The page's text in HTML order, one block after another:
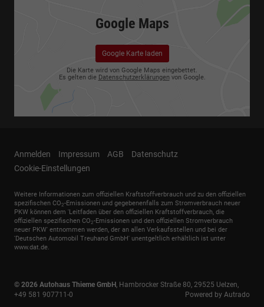
Google Maps
Google Karte laden
Die Karte wird von Google Maps eingebettet.
Es gelten die Datenschutzerklärungen von Google.
Anmelden Impressum AGB
Datenschutz
Cookie-Einstellungen
Weitere Informationen zum offiziellen Kraftstoffverbrauch und zu den offiziellen
spezifischen CO2-Emissionen und gegebenenfalls zum Stromverbrauch neuer
PKW können dem 'Leitfaden über den offiziellen Kraftstoffverbrauch, die
offiziellen spezifischen CO2-Emissionen und den offiziellen Stromverbrauch
neuer PKW' entnommen werden, der an allen Verkaufsstellen und bei der
'Deutschen Automobil Treuhand GmbH' unentgeltlich erhältlich ist unter
www.dat.de.
© 2026 Autohaus Thieme GmbH , Hambrocker Straße 80, 29525 Uelzen,
+49 581 907711-0
Powered by Autrado